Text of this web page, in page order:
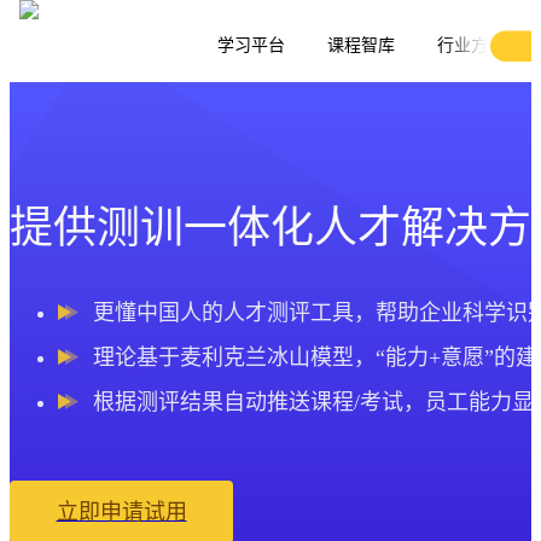
学习平台 课程智库 行业方案
提供测训一体化人才解决方
更懂中国人的人才测评工具，帮助企业科学识
理论基于麦利克兰冰山模型，“能力+意愿”的
根据测评结果自动推送课程/考试，员工能力显
立即申请试用